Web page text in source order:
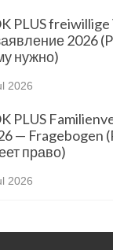
PLUS
2026
нужно)
2026
PLUS
— Fragebogen
право)
2026